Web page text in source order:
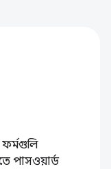
পাসওয়ার্ড